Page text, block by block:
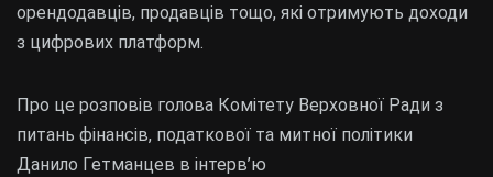
орендодавців, продавців тощо, які отримують доходи
з цифрових платформ.
Про це розповів голова Комітету Верховної Ради з
питань фінансів, податкової та митної політики
Данило Гетманцев в інтерв’ю